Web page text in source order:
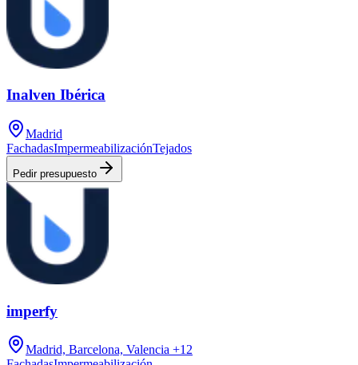
Inalven Ibérica
Madrid
FachadasImpermeabilizaciónTejados
Pedir presupuesto
imperfy
Madrid, Barcelona, Valencia +12